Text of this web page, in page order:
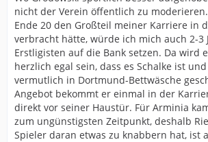
nicht der Verein öffentlich zu
Ende 20 den Großteil meiner Karriere in
verbracht hätte, würde ich mich auch 2-3
Erstligisten auf die Bank setzen. Da wird
herzlich egal sein, dass es Schalke ist
vermutlich in Dortmund-Bettwäsche
Angebot bekommt er einmal in der
direkt vor seiner Haustür. Für Arminia
zum ungünstigsten Zeitpunkt, deshalb
Spieler daran etwas zu knabbern hat, ist